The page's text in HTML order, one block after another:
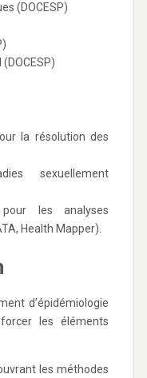
(DOCESP)
la résolution des
sexuellement
les analyses
Health Mapper).
d’épidémiologie
les éléments
les méthodes